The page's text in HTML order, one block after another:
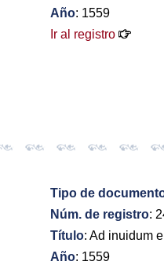
Año: 1559
Ir al registro
Tipo de
Núm. de registro:
Título: Ad inuidum
Año: 1559